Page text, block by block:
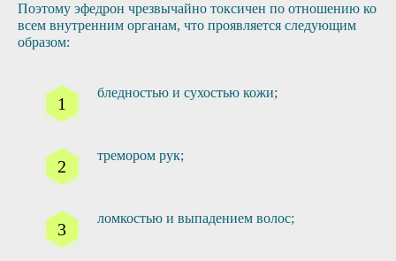
Поэтому эфедрон чрезвычайно токсичен по отношению ко
всем внутренним органам, что проявляется следующим
образом:
бледностью и сухостью кожи;
тремором рук;
ломкостью и выпадением волос;